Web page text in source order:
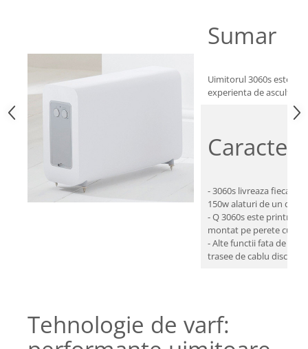
Sumar
Uimitorul 3060s este
experienta de ascultare
- 3060s livreaza fiecare
150w alaturi de un
- Q 3060s este printre
montat pe perete cu o
- Alte functii fata de
trasee de cablu discrete.
Tehnologie de varf: